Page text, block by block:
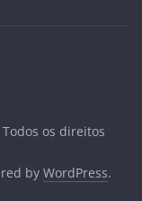
Todos os direitos
by WordPress.